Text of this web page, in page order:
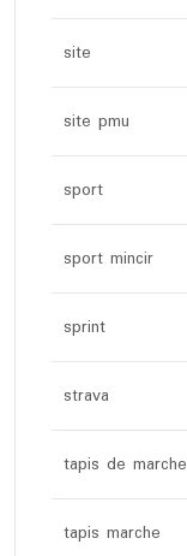
site
site pmu
sport
sport mincir
sprint
strava
tapis de marche
tapis marche